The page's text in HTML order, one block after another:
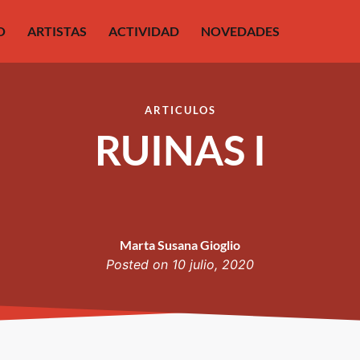
ARTISTAS ACTIVIDAD NOVEDADES
ARTICULOS
RUINAS I
Posted on 10 julio, 2020
Marta Susana Gioglio